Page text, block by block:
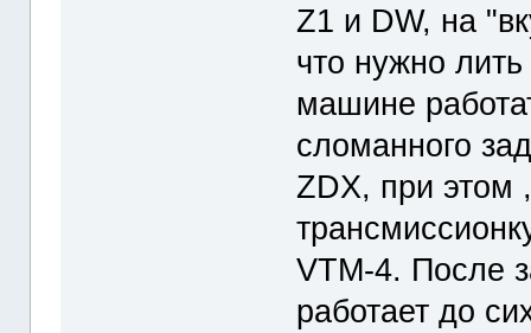
Z1 и DW, на
что нужно
машине
сломанного
ZDX, при этом
VTM-4. После
работает до